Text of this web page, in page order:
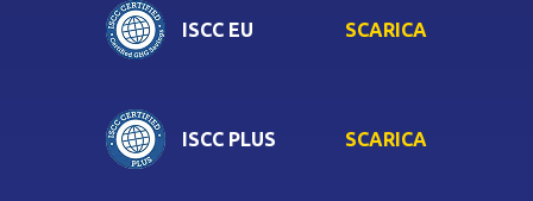
ISCC EU SCARICA
ISCC PLUS SCARICA